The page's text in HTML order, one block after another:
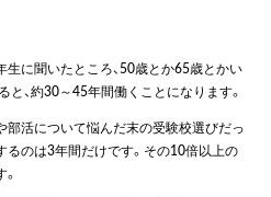
生に聞いたところ、50歳とか65歳とかい
、約30～45年間働くことになります。
部活について悩んだ末の受験校選びだっ
るのは3年間だけです。その10倍以上の